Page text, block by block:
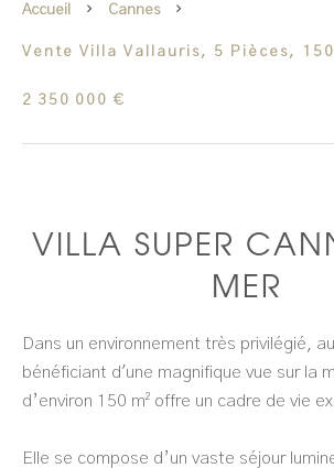
Accueil Cannes
Vente Villa Vallauris, 5 Pièces, 150
2 350 000 €
VILLA SUPER
MER
Dans un environnement très privilégié,
bénéficiant d'une magnifique vue sur la
d’environ 150 m² offre un cadre de vie
Elle se compose d’un vaste séjour